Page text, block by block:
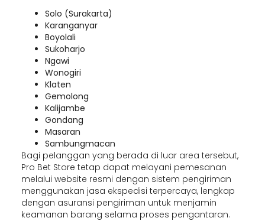
Solo (Surakarta)
Karanganyar
Boyolali
Sukoharjo
Ngawi
Wonogiri
Klaten
Gemolong
Kalijambe
Gondang
Masaran
Sambungmacan
Bagi pelanggan yang berada di luar area tersebut,
Pro Bet Store tetap dapat melayani pemesanan
melalui website resmi dengan sistem pengiriman
menggunakan jasa ekspedisi terpercaya, lengkap
dengan asuransi pengiriman untuk menjamin
keamanan barang selama proses pengantaran.